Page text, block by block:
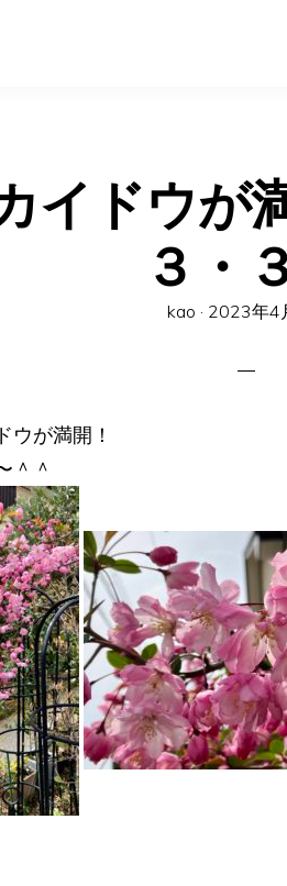
イドウが
３・
kao · Posted
2023年4
ウが満開！
＾＾